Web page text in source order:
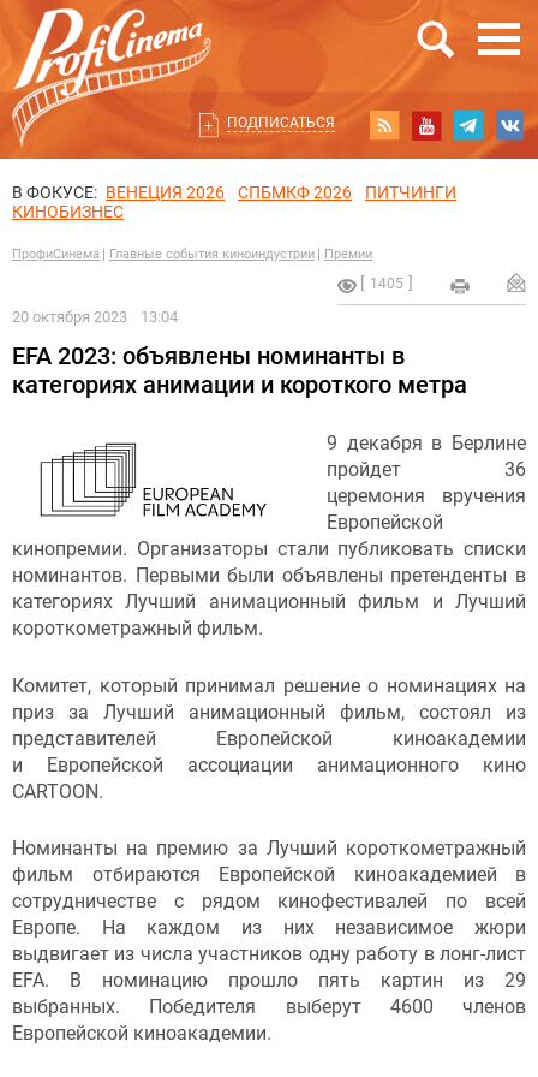
ПОДПИСАТЬСЯ
В ФОКУСЕ: ВЕНЕЦИЯ 2026 СПБМКФ 2026
ПИТЧИНГИ
КИНОБИЗНЕС
ПрофиСинема Главные события киноиндустрии Премии
1405
20 октября 2023 13:04
EFA 2023: объявлены номинанты в
категориях анимации и короткого метра
9 декабря в Берлине
пройдет 36
церемония вручения
Европейской
кинопремии. Организаторы стали публиковать списки
номинантов. Первыми были объявлены претенденты в
категориях Лучший анимационный фильм и Лучший
короткометражный фильм.
Комитет, который принимал решение о номинациях на
приз за Лучший анимационный фильм, состоял из
представителей Европейской киноакадемии
и Европейской ассоциации анимационного кино
CARTOON.
Номинанты на премию за Лучший короткометражный
фильм отбираются Европейской киноакадемией в
сотрудничестве с рядом кинофестивалей по всей
Европе. На каждом из них независимое жюри
выдвигает из числа участников одну работу в лонг-лист
EFA. В номинацию прошло пять картин из 29
выбранных. Победителя выберут 4600 членов
Европейской киноакадемии.